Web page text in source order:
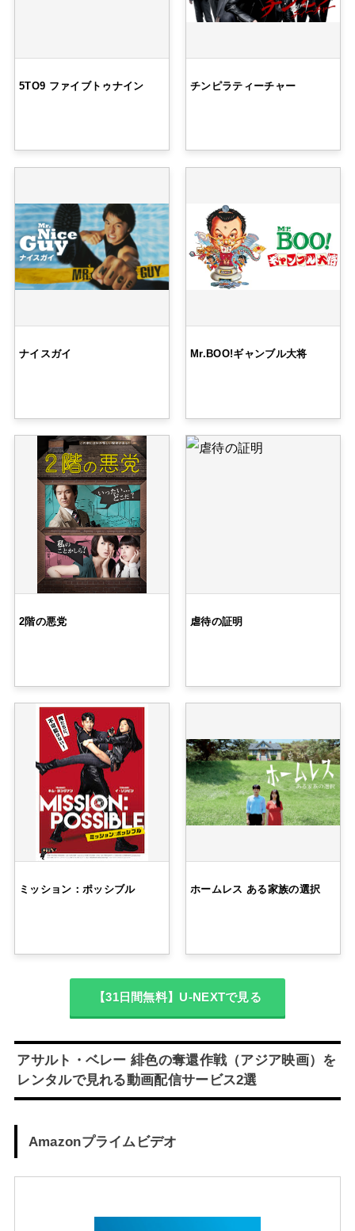
5TO9 ファイブトゥナイン チンピラティーチャー
ナイスガイ Mr.BOO!ギャンブル大将
2階の悪党 虐待の証明
ミッション：ポッシブル ホームレス ある家族の選択
【31日間無料】U-NEXTで見る
アサルト・ベレー 緋色の奪還作戦（アジア映画）を
レンタルで見れる動画配信サービス2選
Amazonプライムビデオ